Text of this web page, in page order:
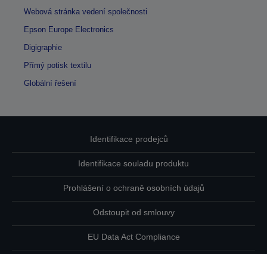
Webová stránka vedení společnosti
Epson Europe Electronics
Digigraphie
Přímý potisk textilu
Globální řešení
Identifikace prodejců
Identifikace souladu produktu
Prohlášení o ochraně osobních údajů
Odstoupit od smlouvy
EU Data Act Compliance